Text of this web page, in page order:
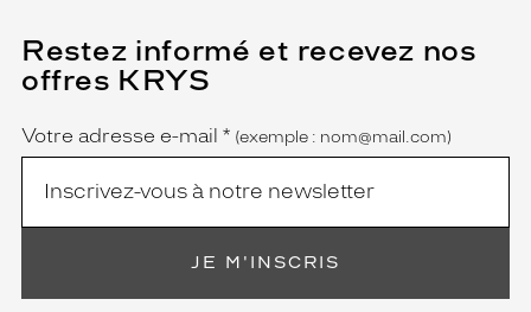
Restez informé et recevez nos
offres KRYS
Name
Votre adresse e-mail *
(Ce
champ
est
obligatoire)
(exemple : nom@mail.com)
JE M'INSCRIS